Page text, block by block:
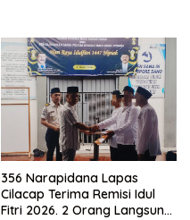
356 Narapidana Lapas
Cilacap Terima Remisi Idul
Fitri 2026. 2 Orang Langsung